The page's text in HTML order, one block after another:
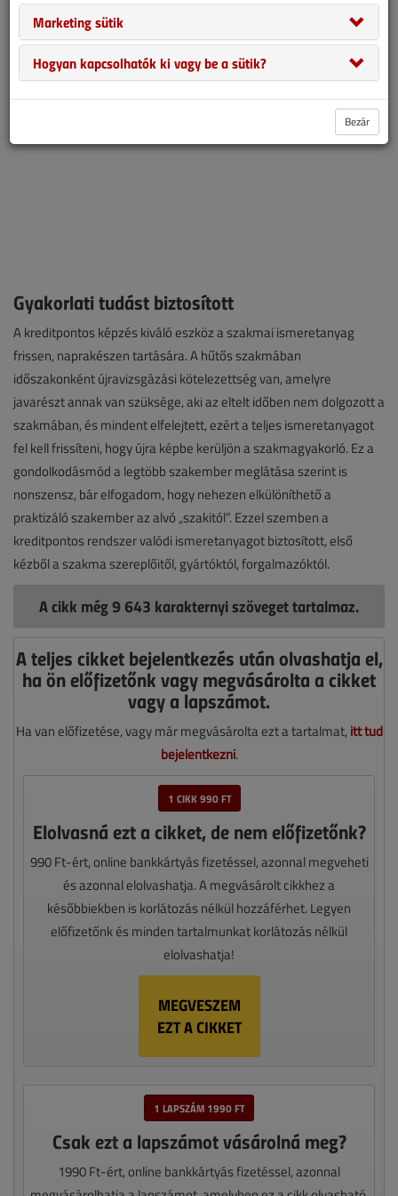
cégvezetőjével beszélgettünk.
Gyakorlati tudást biztosított
A kreditpontos képzés kiváló eszköz a szakmai ismeretanyag
frissen, naprakészen tartására. A hűtős szakmában
időszakonként újravizsgázási kötelezettség van, amelyre
javarészt annak van szüksége, aki az eltelt időben nem dolgozott a
szakmában, és mindent elfelejtett, ezért a teljes ismeretanyagot
fel kell frissíteni, hogy újra képbe kerüljön a szakmagyakorló. Ez a
gondolkodásmód a legtöbb szakember meglátása szerint is
nonszensz, bár elfogadom, hogy nehezen elkülöníthető a
praktizáló szakember az alvó „szakitól”. Ezzel szemben a
kreditpontos rendszer valódi ismeretanyagot biztosított, első
kézből a szakma szereplőitől, gyártóktól, forgalmazóktól.
A cikk még 9 643 karakternyi szöveget tartalmaz.
A teljes cikket bejelentkezés után olvashatja el,
ha ön előfizetőnk vagy megvásárolta a cikket
vagy a lapszámot.
Ha van előfizetése, vagy már megvásárolta ezt a tartalmat, itt tud
bejelentkezni.
1 CIKK 990 FT
Elolvasná ezt a cikket, de nem előfizetőnk?
990 Ft-ért, online bankkártyás fizetéssel, azonnal megveheti
és azonnal elolvashatja. A megvásárolt cikkhez a
későbbiekben is korlátozás nélkül hozzáférhet. Legyen
előfizetőnk és minden tartalmunkat korlátozás nélkül
elolvashatja!
MEGVESZEM
EZT A CIKKET
1 LAPSZÁM 1990 FT
Csak ezt a lapszámot vásárolná meg?
1990 Ft-ért, online bankkártyás fizetéssel, azonnal
Marketing sütik
Hogyan kapcsolhatók ki vagy be a sütik?
Bezár